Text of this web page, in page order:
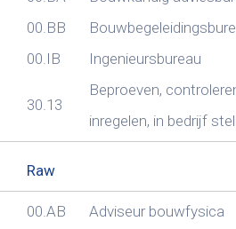
00.BB
00.IB
Ingenieursbureau
30.13
Beproeven,
inregelen, in bedrijf
Raw
00.AB Adviseur bouwfysica